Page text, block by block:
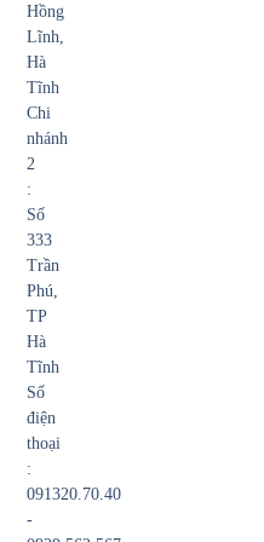
Hồng
Lĩnh,
Hà
Tĩnh
Chi
nhánh
2
:
Số
333
Trần
Phú,
TP
Hà
Tĩnh
Số
điện
thoại
:
091320.70.40
-